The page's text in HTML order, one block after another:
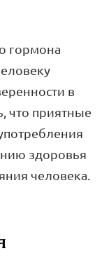
гормона
в
что приятные
здоровья
человека.